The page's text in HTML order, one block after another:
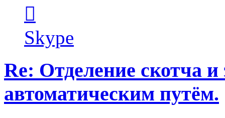
пользователя
zhdanoff888
Skype
Re: Отделение скотча
автоматическим путём.